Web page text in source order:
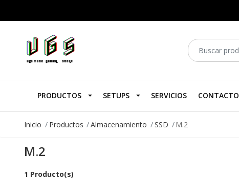
PRODUCTOS SETUPS SERVICIOS CONTACTO
Inicio Productos Almacenamiento SSD M.2
M.2
1 Producto(s)